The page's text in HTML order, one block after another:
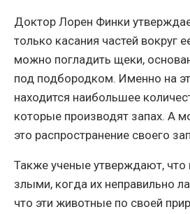
Доктор Лорен Финки
только касания частей вокруг
можно погладить щеки,
под подбородком. Именно на
находится наибольшее
которые производят запах. А
это распространение своего
Также ученые утверждают, что
злыми, когда их неправильно
что эти животные по своей